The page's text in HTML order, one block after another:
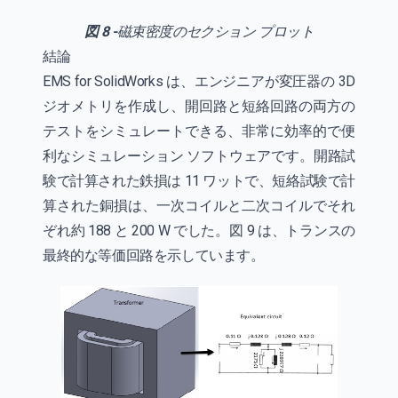
図 8 -磁束密度のセクション プロット
結論
EMS for SolidWorks は、エンジニアが変圧器の 3D
ジオメトリを作成し、開回路と短絡回路の両方の
テストをシミュレートできる、非常に効率的で便
利なシミュレーション ソフトウェアです。開路試
験で計算された鉄損は 11 ワットで、短絡試験で計
算された銅損は、一次コイルと二次コイルでそれ
ぞれ約 188 と 200 W でした。図 9 は、トランスの
最終的な等価回路を示しています。